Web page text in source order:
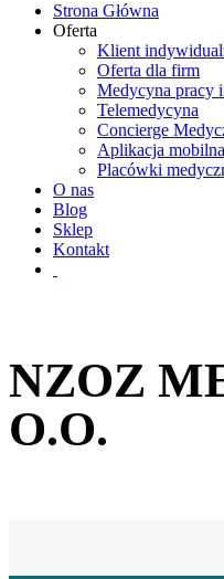
Strona Główna
Oferta
Klient
Oferta dla firm
Medycyna pracy
Telemedycyna
Concierge
Aplikacja
Placówki
O nas
Blog
Sklep
Kontakt
NZOZ
O.O.